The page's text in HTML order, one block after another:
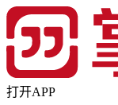
打开APP